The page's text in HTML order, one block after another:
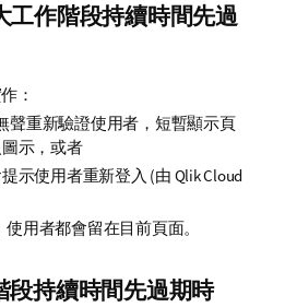
工作階段持續時間先過
：
聲重新驗證使用者，短暫顯示頁
示，或者
示使用者重新登入 (由 Qlik Cloud
用者都會留在目前頁面。
段持續時間先過期時